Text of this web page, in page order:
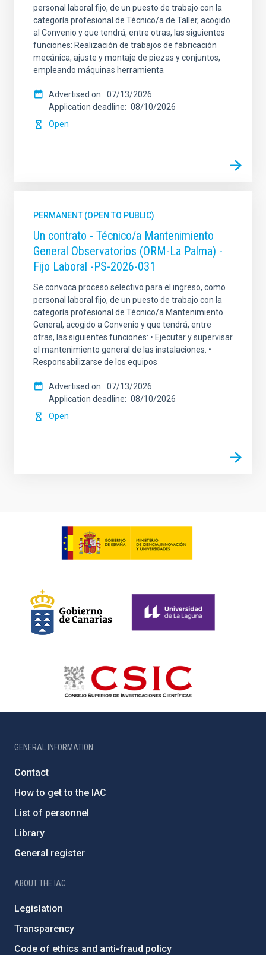
personal laboral fijo, de un puesto de trabajo con la
categoría profesional de Técnico/a de Taller, acogido
al Convenio y que tendrá, entre otras, las siguientes
funciones: Realización de trabajos de fabricación
mecánica, ajuste y montaje de piezas y conjuntos,
empleando máquinas herramienta
Advertised on
07/13/2026
Application deadline
08/10/2026
Open
PERMANENT (OPEN TO PUBLIC)
Un contrato - Técnico/a Mantenimiento
General Observatorios (ORM-La Palma) -
Fijo Laboral -PS-2026-031
Se convoca proceso selectivo para el ingreso, como
personal laboral fijo, de un puesto de trabajo con la
categoría profesional de Técnico/a Mantenimiento
General, acogido a Convenio y que tendrá, entre
otras, las siguientes funciones: • Ejecutar y supervisar
el mantenimiento general de las instalaciones. •
Responsabilizarse de los equipos
Advertised on
07/13/2026
Application deadline
08/10/2026
Open
GENERAL INFORMATION
Contact
How to get to the IAC
List of personnel
Library
General register
ABOUT THE IAC
Legislation
Transparency
Code of ethics and anti-fraud policy